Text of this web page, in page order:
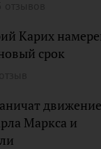
Карих
срок
Маркса и